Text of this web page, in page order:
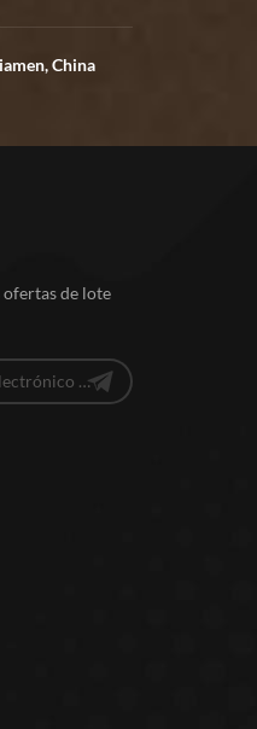
China
ofertas de lote